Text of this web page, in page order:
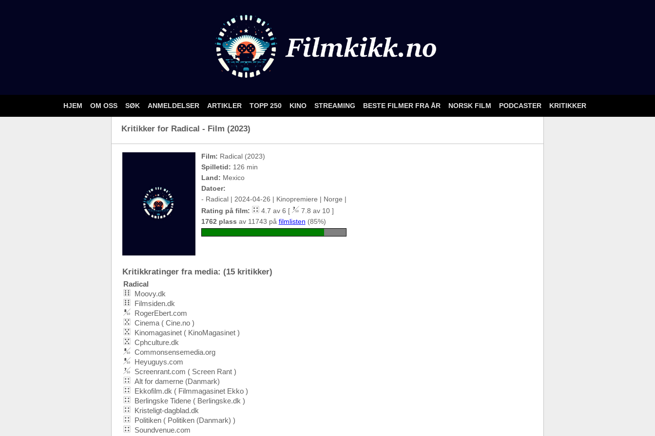
HJEM OM OSS SØK ANMELDELSER ARTIKLER TOPP 250 KINO STREAMING BESTE FILMER FRA ÅR NORSK FILM PODCASTER KRITIKKER
Kritikker for Radical - Film (2023)
Film: Radical (2023)
Spilletid: 126 min
Land: Mexico
Datoer:
- Radical | 2024-04-26 | Kinopremiere | Norge |
Rating på film:
4.7 av 6 [
7.8 av 10 ]
1762 plass av 11743 på filmlisten (85%)
Kritikkratinger fra media: (15 kritikker)
Radical
Moovy.dk
Filmsiden.dk
RogerEbert.com
Cinema ( Cine.no )
Kinomagasinet ( KinoMagasinet )
Cphculture.dk
Commonsensemedia.org
Heyuguys.com
Screenrant.com ( Screen Rant )
Alt for damerne (Danmark)
Ekkofilm.dk ( Filmmagasinet Ekko )
Berlingske Tidene ( Berlingske.dk )
Kristeligt-dagblad.dk
Politiken ( Politiken (Danmark) )
Soundvenue.com